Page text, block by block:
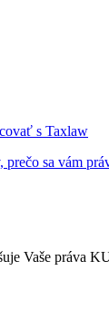
s Taxlaw
sa vám
Vaše práva